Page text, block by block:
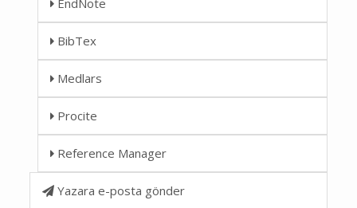
BibTex
Medlars
Procite
Reference Manager
Yazara e-posta gönder